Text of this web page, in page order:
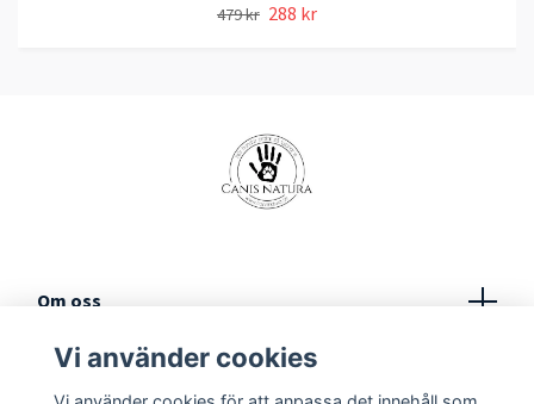
479 kr 288 kr
Om oss
Köpvillkor
Vi använder cookies